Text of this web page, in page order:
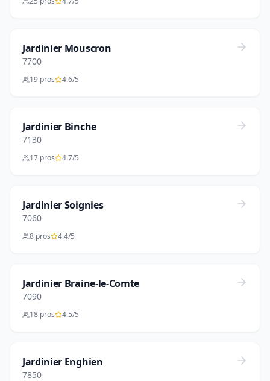
Jardinier Mouscron
7700
19 pros 4.6/5
Jardinier Binche
7130
17 pros 4.7/5
Jardinier Soignies
7060
8 pros 4.4/5
Jardinier Braine-le-Comte
7090
18 pros 4.5/5
Jardinier Enghien
7850